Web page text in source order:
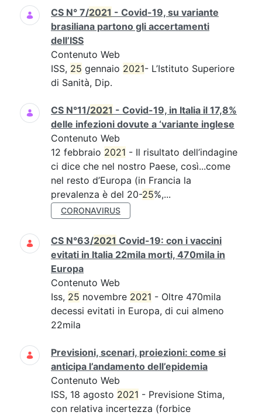
CS N° 7/2021 - Covid-19, su variante
brasiliana partono gli accertamenti
dell’ISS
Contenuto Web
ISS, 25 gennaio 2021- L’Istituto Superiore
di Sanità, Dip.
CS N°11/2021 - Covid-19, in Italia il 17,8%
delle infezioni dovute a ‘variante inglese
Contenuto Web
12 febbraio 2021 - Il risultato dell’indagine
ci dice che nel nostro Paese, così...come
nel resto d’Europa (in Francia la
prevalenza è del 20-25%,...
CORONAVIRUS
CS N°63/2021 Covid-19: con i vaccini
evitati in Italia 22mila morti, 470mila in
Europa
Contenuto Web
Iss, 25 novembre 2021 - Oltre 470mila
decessi evitati in Europa, di cui almeno
22mila
Previsioni, scenari, proiezioni: come si
anticipa l’andamento dell’epidemia
Contenuto Web
ISS, 18 agosto 2021 - Previsione Stima,
con relativa incertezza (forbice